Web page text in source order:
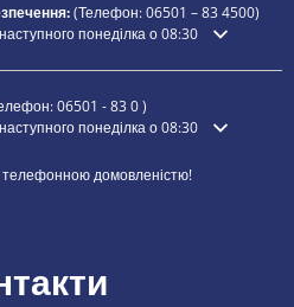
(Телефон:06501 – 834500)
час відкриття або закриття
понеділка о 08:30
06501 - 83 0)
час відкриття або закриття
понеділка о 08:30
телефонною домовленістю!